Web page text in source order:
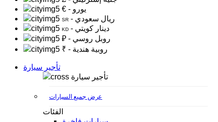
€
- يورو
SR - ريال سعودي
KD
- دينار كويتي
₽
- روبل روسي
₹
- روبية هندية
تأجير سيارة
تأجير سيارة
عرض جميع السيارات
الفئات